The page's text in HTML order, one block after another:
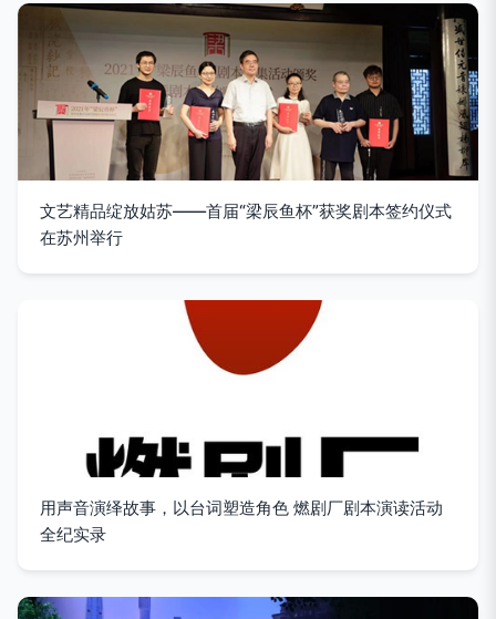
文艺精品绽放姑苏——首届“梁辰鱼杯”获奖剧本签约仪式
在苏州举行
用声音演绎故事，以台词塑造角色 燃剧厂剧本演读活动
全纪实录